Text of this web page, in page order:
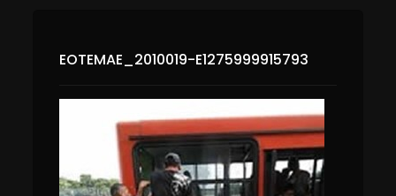
EOTEMAE_2010019-E1275999915793